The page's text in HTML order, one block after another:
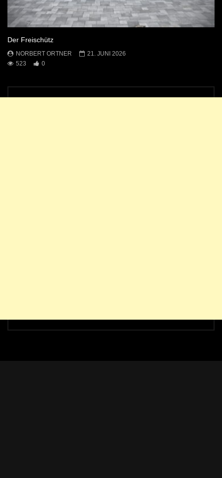
Der Freischütz
NORBERT ORTNER
21. JUNI 2026
523
0